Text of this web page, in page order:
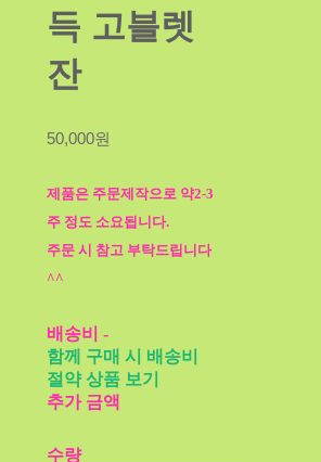
득 고블렛
잔
50,000원
제품은 주문제작으로 약2-3
주 정도 소요됩니다.
주문 시 참고 부탁드립니다
^^
배송비 -
함께 구매 시 배송비
절약 상품 보기
추가 금액
수량